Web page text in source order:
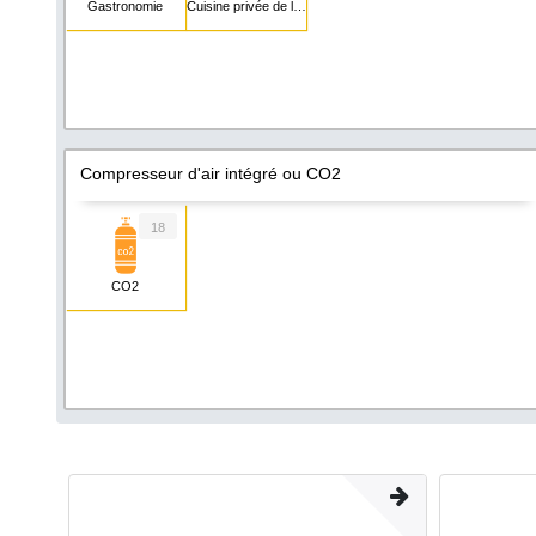
Gastronomie Cuisine privée de loisir
Compresseur d'air intégré ou CO2
CO2
18